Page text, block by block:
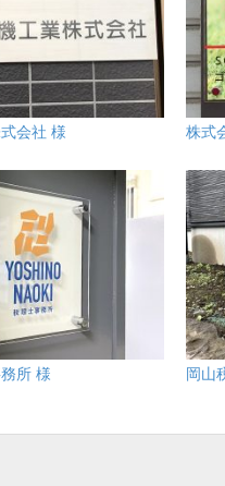
会社 様 株式
所 様 岡山